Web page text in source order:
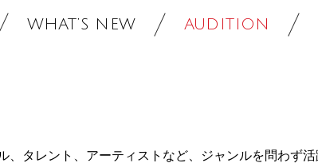
WHAT’S NEW AUDITION
、タレント、アーティストなど、ジャンルを問わず